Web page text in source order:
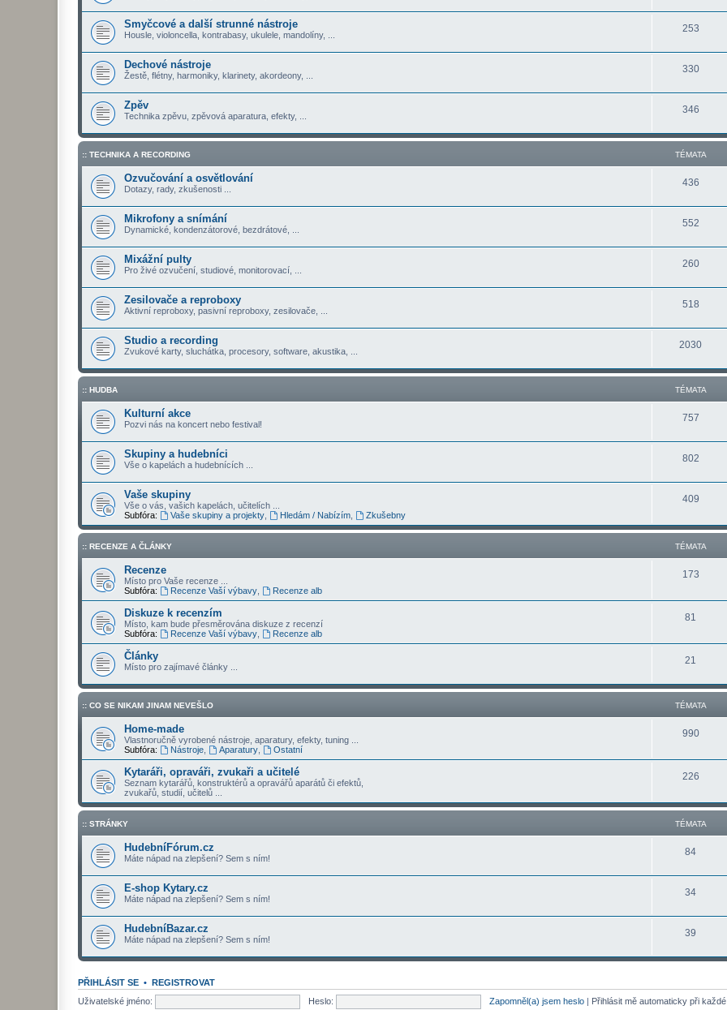
Smyčcové a další strunné nástroje
Housle, violoncella, kontrabasy, ukulele, mandolíny, ...
253
Dechové nástroje
Žestě, flétny, harmoniky, klarinety, akordeony, ...
330
Zpěv
Technika zpěvu, zpěvová aparatura, efekty, ...
346
:: TECHNIKA A RECORDING TÉMATA
Ozvučování a osvětlování
Dotazy, rady, zkušenosti ...
436
Mikrofony a snímání
Dynamické, kondenzátorové, bezdrátové, ...
552
Mixážní pulty
Pro živé ozvučení, studiové, monitorovací, ...
260
Zesilovače a reproboxy
Aktivní reproboxy, pasivní reproboxy, zesilovače, ...
518
Studio a recording
Zvukové karty, sluchátka, procesory, software, akustika, ...
2030
:: HUDBA TÉMATA
Kulturní akce
Pozvi nás na koncert nebo festival!
757
Skupiny a hudebníci
Vše o kapelách a hudebnících ...
802
Vaše skupiny
Vše o vás, vašich kapelách, učitelích ...
Subfóra:
Vaše skupiny a projekty, Hledám / Nabízím, Zkušebny
409
:: RECENZE A ČLÁNKY TÉMATA
Recenze
Místo pro Vaše recenze ...
Subfóra:
Recenze Vaší výbavy, Recenze alb
173
Diskuze k recenzím
Místo, kam bude přesměrována diskuze z recenzí
Subfóra:
Recenze Vaší výbavy, Recenze alb
81
Články
Místo pro zajímavé články ...
21
:: CO SE NIKAM JINAM NEVEŠLO TÉMATA
Home-made
Vlastnoručně vyrobené nástroje, aparatury, efekty, tuning ...
Subfóra:
Nástroje, Aparatury, Ostatní
990
Kytaráři, opraváři, zvukaři a učitelé
Seznam kytarářů, konstruktérů a opravářů aparátů či efektů,
zvukařů, studií, učitelů ...
226
:: STRÁNKY TÉMATA
HudebníFórum.cz
Máte nápad na zlepšení? Sem s ním!
84
E-shop Kytary.cz
Máte nápad na zlepšení? Sem s ním!
34
HudebníBazar.cz
Máte nápad na zlepšení? Sem s ním!
39
PŘIHLÁSIT SE • REGISTROVAT
Uživatelské jméno:
Heslo: Zapomněl(a) jsem heslo | Přihlásit mě automaticky při